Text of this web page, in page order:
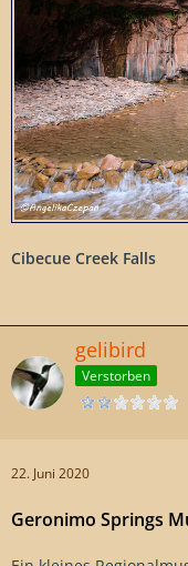
Cibecue Creek Falls
gelibird
Verstorben
22. Juni 2020
Geronimo Springs